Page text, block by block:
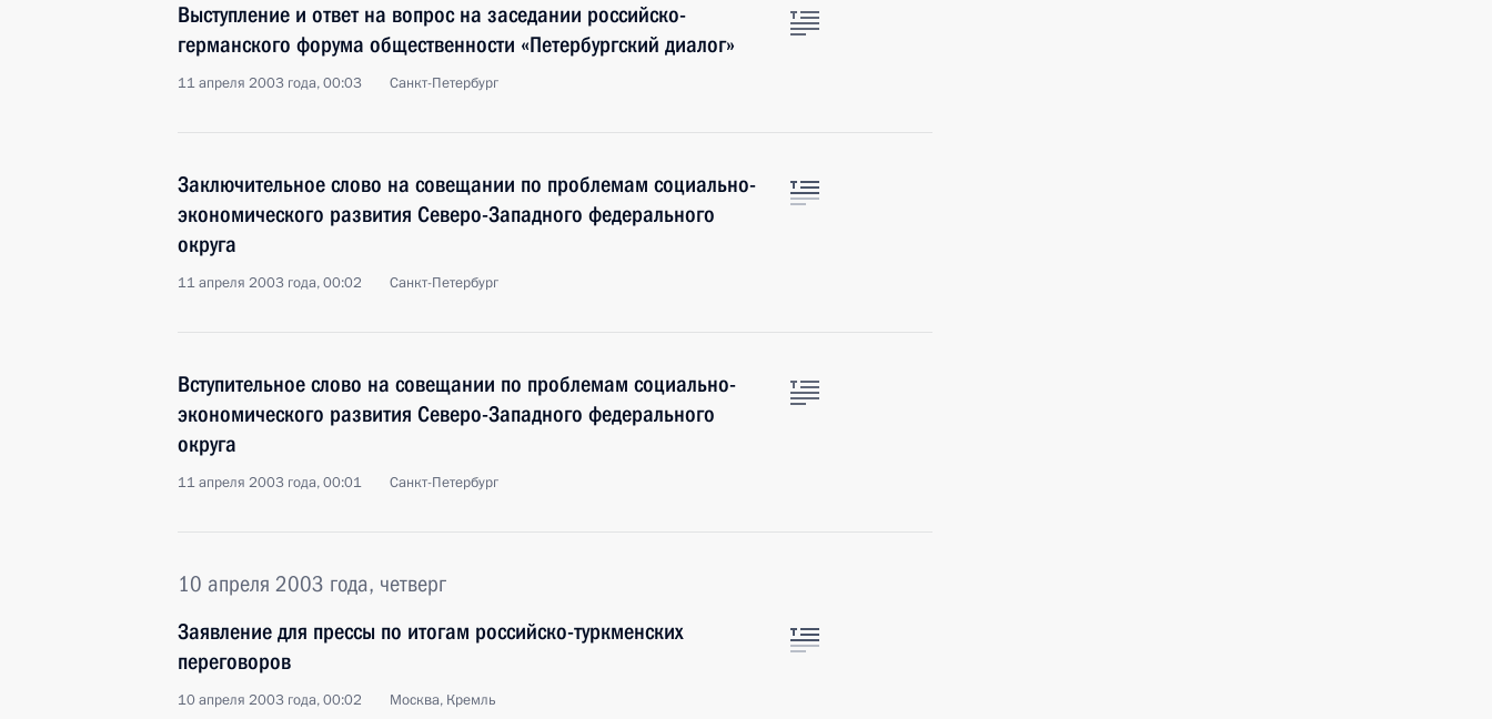
Выступление и ответ на вопрос на заседании российско-
германского форума общественности «Петербургский диалог»
11 апреля 2003 года, 00:03 Санкт-Петербург
Заключительное слово на совещании по проблемам социально-
экономического развития Северо-Западного федерального
округа
11 апреля 2003 года, 00:02 Санкт-Петербург
Вступительное слово на совещании по проблемам социально-
экономического развития Северо-Западного федерального
округа
11 апреля 2003 года, 00:01 Санкт-Петербург
10 апреля 2003 года, четверг
Заявление для прессы по итогам российско-туркменских
переговоров
10 апреля 2003 года, 00:02 Москва, Кремль